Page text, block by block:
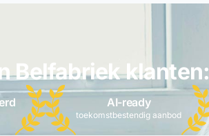
Belfabriek klanten:
AI-ready
toekomstbestendig aanbod